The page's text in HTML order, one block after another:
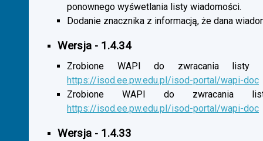
ponownego wyśwetlania listy wiadomości.
Dodanie znacznika z informacją, że dana
Wersja - 1.4.34
Zrobione WAPI do zwracania listy
https://isod.ee.pw.edu.pl/isod-portal/wapi-doc
Zrobione WAPI do zwracania listy
https://isod.ee.pw.edu.pl/isod-portal/wapi-doc
Wersja - 1.4.33